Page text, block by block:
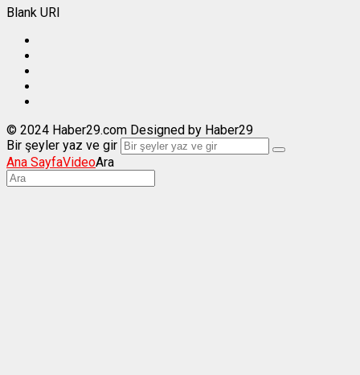
Blank URI
© 2024 Haber29.com Designed by Haber29
Bir şeyler yaz ve gir
Ana SayfaVideoAra